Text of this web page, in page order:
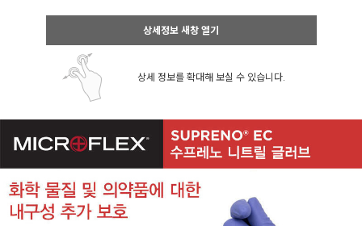
상세정보 새창 열기
상세 정보를 확대해 보실 수 있습니다.